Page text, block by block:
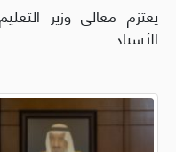
يعتزم معالي وزير
الأستاذ...